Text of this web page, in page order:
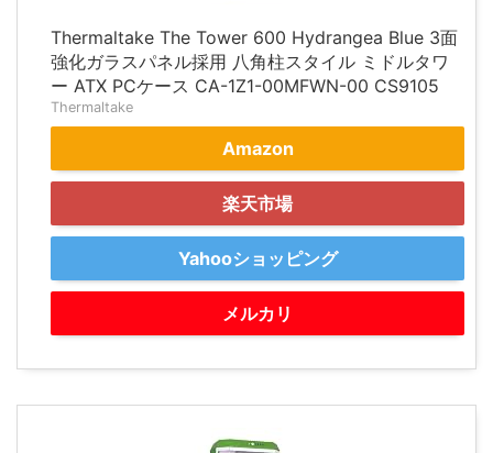
Thermaltake The Tower 600 Hydrangea Blue 3面
強化ガラスパネル採用 八角柱スタイル ミドルタワ
ー ATX PCケース CA-1Z1-00MFWN-00 CS9105
Thermaltake
Amazon
楽天市場
Yahooショッピング
メルカリ